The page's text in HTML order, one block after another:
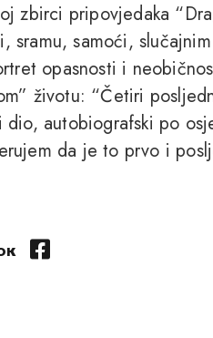
zbirci pripovjedaka
sramu, samoći,
opasnosti i
životu: “Četiri
autobiografski po
da je to prvo i